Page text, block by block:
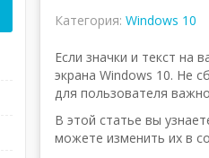
Категория: Windows 10
Если значки и текст на
экрана Windows 10. Не
для пользователя
В этой статье вы
можете изменить их в